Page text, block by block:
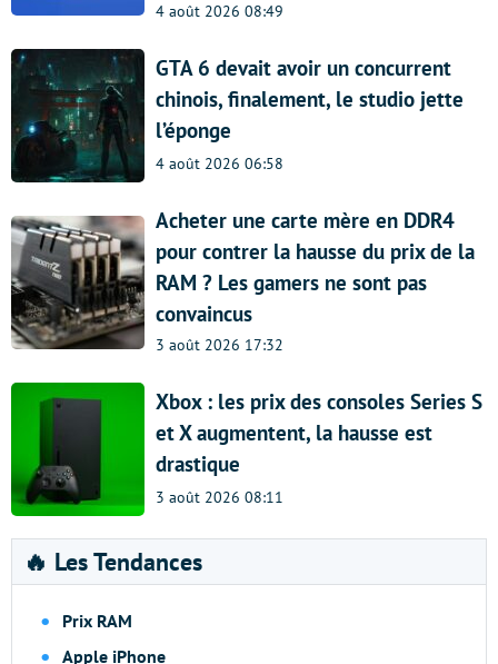
4 août 2026 08:49
GTA 6 devait avoir un concurrent
chinois, finalement, le studio jette
l’éponge
4 août 2026 06:58
Acheter une carte mère en DDR4
pour contrer la hausse du prix de la
RAM ? Les gamers ne sont pas
convaincus
3 août 2026 17:32
Xbox : les prix des consoles Series S
et X augmentent, la hausse est
drastique
3 août 2026 08:11
🔥 Les Tendances
Prix RAM
Apple iPhone